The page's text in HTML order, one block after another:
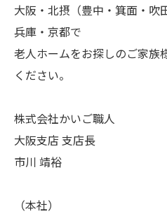
大阪・北摂（豊中・箕面・吹
兵庫・京都で
老人ホームをお探しのご家族
ください。
株式会社かいご職人
大阪支店 支店長
市川 靖裕
（本社）